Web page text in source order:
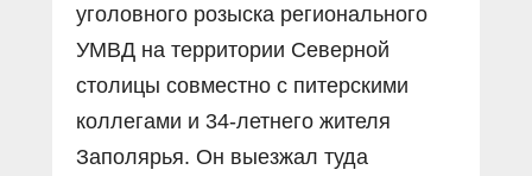
уголовного розыска регионального
УМВД на территории Северной
столицы совместно с питерскими
коллегами и 34-летнего жителя
Заполярья. Он выезжал туда